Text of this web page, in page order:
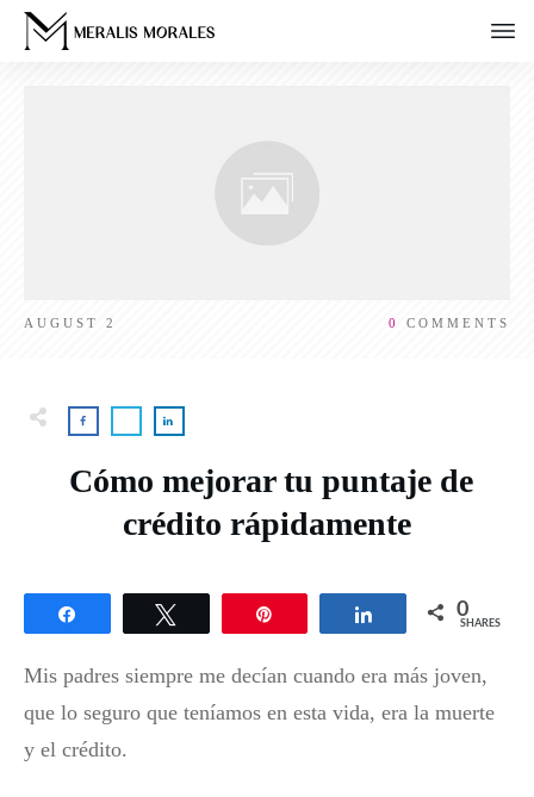
AUGUST 2 0 COMMENTS
Cómo mejorar tu puntaje de
crédito rápidamente
Share 0
SHARES
Mis padres siempre me decían cuando era más joven,
que lo seguro que teníamos en esta vida, era la muerte
y el crédito.